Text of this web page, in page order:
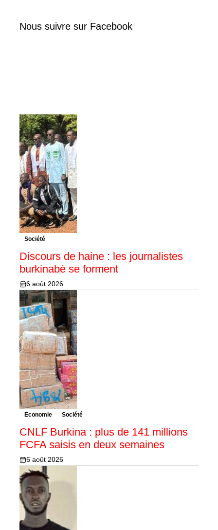
Nous suivre sur Facebook
Société
Discours de haine : les journalistes
burkinabè se forment
6 août 2026
Economie Société
CNLF Burkina : plus de 141 millions
FCFA saisis en deux semaines
6 août 2026